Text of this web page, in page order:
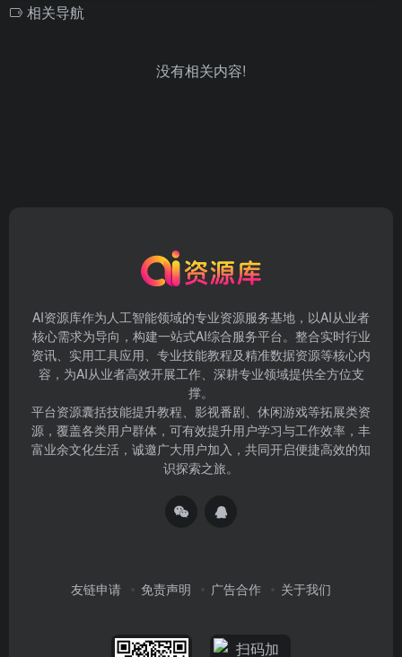
相关导航
没有相关内容!
AI资源库作为人工智能领域的专业资源服务基地，以AI从业者
核心需求为导向，构建一站式AI综合服务平台。整合实时行业
资讯、实用工具应用、专业技能教程及精准数据资源等核心内
容，为AI从业者高效开展工作、深耕专业领域提供全方位支
撑。
平台资源囊括技能提升教程、影视番剧、休闲游戏等拓展类资
源，覆盖各类用户群体，可有效提升用户学习与工作效率，丰
富业余文化生活，诚邀广大用户加入，共同开启便捷高效的知
识探索之旅。
友链申请 免责声明 广告合作 关于我们